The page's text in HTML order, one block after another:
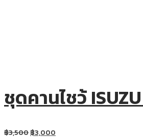
ชุดคานไชว้
฿3,500฿3,000